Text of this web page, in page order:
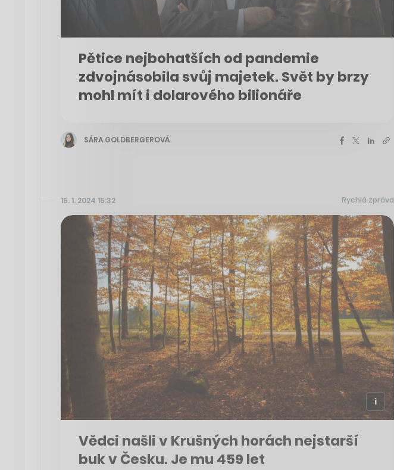
Pětice nejbohatších od pandemie
zdvojnásobila svůj majetek. Svět by brzy
mohl mít i dolarového bilionáře
SÁRA GOLDBERGEROVÁ
15. 1. 2024 15:32 Rychlá zpráva
Vědci našli v Krušných horách nejstarší
buk v Česku. Je mu 459 let